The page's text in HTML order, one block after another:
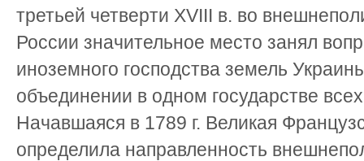
третьей четверти XVIII в. во
России значительное место занял
иноземного господства земель
объединении в одном государстве
Начавшаяся в 1789 г. Великая
определила направленность